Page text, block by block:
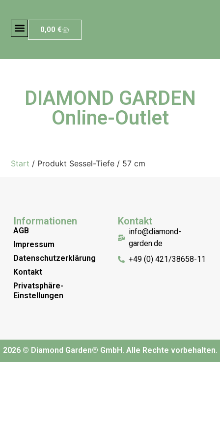
0,00€
DIAMOND GARDEN
Online-Outlet
Start / Produkt Sessel-Tiefe / 57 cm
Informationen
AGB
Impressum
Datenschutzerklärung
Kontakt
Privatsphäre-
Einstellungen
Kontakt
info@diamond-
garden.de
+49 (0) 421/38658-11
2026 © Diamond Garden® GmbH. Alle Rechte vorbehalten.